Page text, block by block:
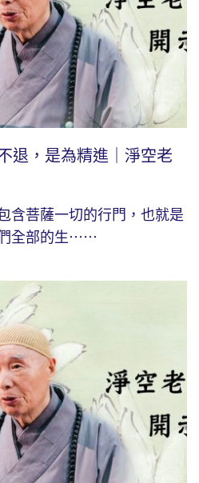
退，是為精進｜淨空老
含菩薩一切的行門，也就是
全部的生⋯⋯